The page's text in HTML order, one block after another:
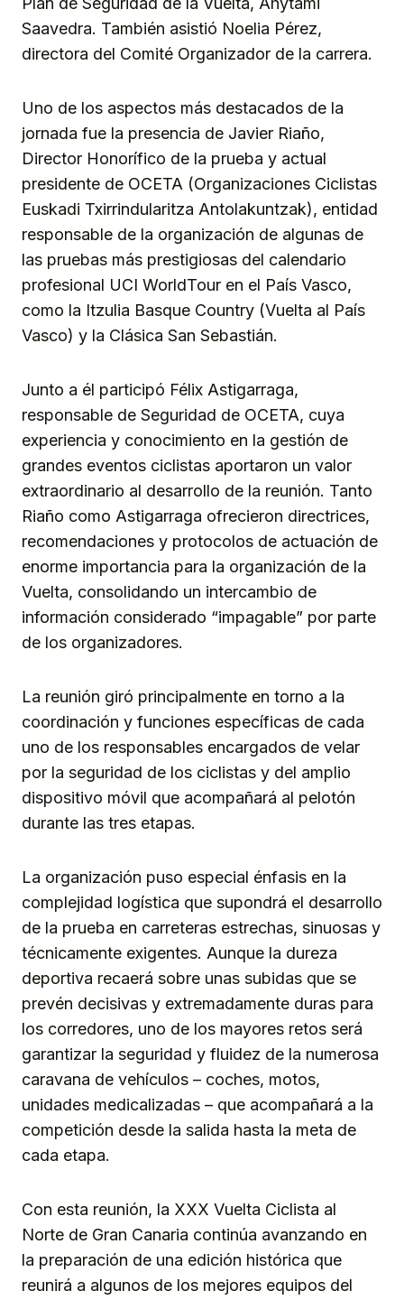
Saavedra. También asistió Noelia Pérez,
directora del Comité Organizador de la carrera.
Uno de los aspectos más destacados de la
jornada fue la presencia de Javier Riaño,
Director Honorífico de la prueba y actual
presidente de OCETA (Organizaciones Ciclistas
Euskadi Txirrindularitza Antolakuntzak), entidad
responsable de la organización de algunas de
las pruebas más prestigiosas del calendario
profesional UCI WorldTour en el País Vasco,
como la Itzulia Basque Country (Vuelta al País
Vasco) y la Clásica San Sebastián.
Junto a él participó Félix Astigarraga,
responsable de Seguridad de OCETA, cuya
experiencia y conocimiento en la gestión de
grandes eventos ciclistas aportaron un valor
extraordinario al desarrollo de la reunión. Tanto
Riaño como Astigarraga ofrecieron directrices,
recomendaciones y protocolos de actuación de
enorme importancia para la organización de la
Vuelta, consolidando un intercambio de
información considerado “impagable” por parte
de los organizadores.
La reunión giró principalmente en torno a la
coordinación y funciones específicas de cada
uno de los responsables encargados de velar
por la seguridad de los ciclistas y del amplio
dispositivo móvil que acompañará al pelotón
durante las tres etapas.
La organización puso especial énfasis en la
complejidad logística que supondrá el desarrollo
de la prueba en carreteras estrechas, sinuosas y
técnicamente exigentes. Aunque la dureza
deportiva recaerá sobre unas subidas que se
prevén decisivas y extremadamente duras para
los corredores, uno de los mayores retos será
garantizar la seguridad y fluidez de la numerosa
caravana de vehículos – coches, motos,
unidades medicalizadas – que acompañará a la
competición desde la salida hasta la meta de
cada etapa.
Con esta reunión, la XXX Vuelta Ciclista al
Norte de Gran Canaria continúa avanzando en
la preparación de una edición histórica que
reunirá a algunos de los mejores equipos del